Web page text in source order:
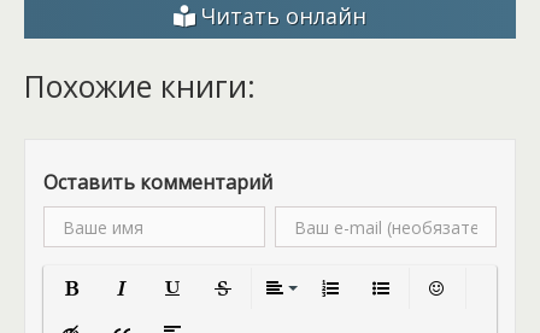
Читать онлайн
Похожие книги:
Оставить комментарий
Полужирный Подчеркнутый